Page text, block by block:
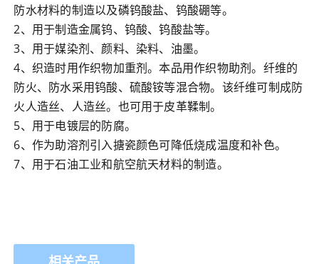
防水材料的制造以及磷钨酸盐、钨酸硼等。
2、用于制造金属钨、钨酸、钨酸盐等。
3、用于媒染剂、颜料、染料、油墨。
4、织造时用作织物加重剂。本品用作织物助剂。纤维的
防火、防水采用钨酸、硫酸铵等混合物。该纤维可制成防
火人造丝、人造丝。也可用于皮革鞣制。
5、用于电镀层的防腐。
6、作为助溶剂引入搪瓷颜色可降低烧成温度和补色。
7、用于石油工业和航空航天材料的制造。